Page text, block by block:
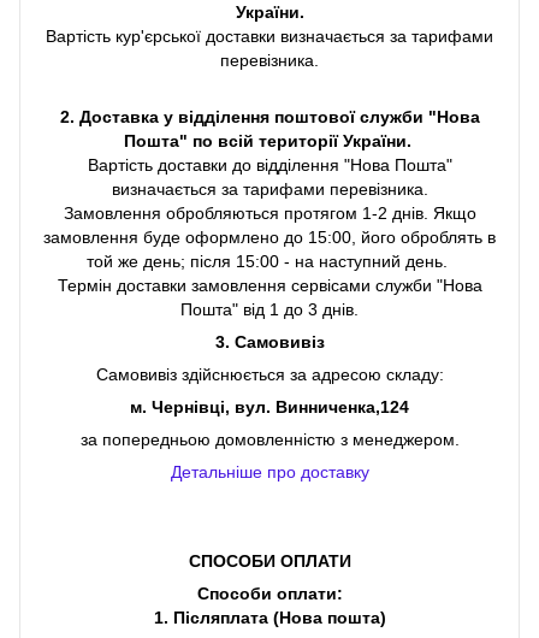
України.
Вартість кур'єрської доставки визначається за тарифами
перевізника.
2. Доставка у відділення поштової служби "Нова
Пошта" по всій території України.
Вартість доставки до відділення "Нова Пошта"
визначається за тарифами перевізника.
Замовлення обробляються протягом 1-2 днів. Якщо
замовлення буде оформлено до 15:00, його оброблять в
той же день; після 15:00 - на наступний день.
Термін доставки замовлення сервісами служби "Нова
Пошта" від 1 до 3 днів.
3. Самовивіз
Самовивіз здійснюється за адресою складу:
м. Чернівці, вул. Винниченка,124
за попередньою домовленністю з менеджером.
Детальніше про доставку
СПОСОБИ ОПЛАТИ
Способи оплати:
1. Післяплата (Нова пошта)